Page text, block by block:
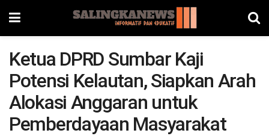
Ketua DPRD Sumbar Kaji
Potensi Kelautan, Siapkan Arah
Alokasi Anggaran untuk
Pemberdayaan Masyarakat